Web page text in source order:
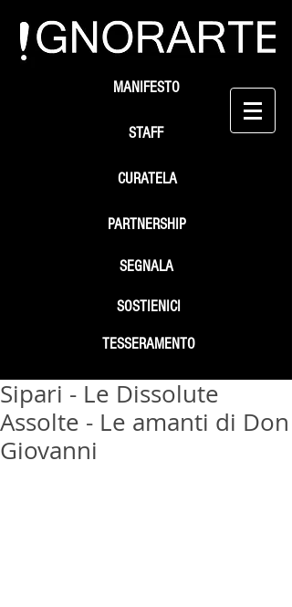
STAFF
SEGNALA
SOSTIENICI
MANIFESTO
PARTNERSHIP
TESSERAMENTO
CURATELA
Sipari - Le Dissolute
Assolte - Le amanti di Don
Giovanni